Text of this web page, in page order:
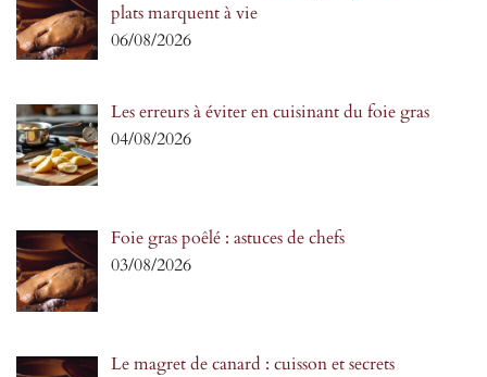
plats marquent à vie
06/08/2026
Les erreurs à éviter en cuisinant du foie gras
04/08/2026
Foie gras poêlé : astuces de chefs
03/08/2026
Le magret de canard : cuisson et secrets